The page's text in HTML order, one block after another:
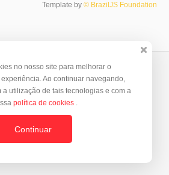
Template by © BrazilJS Foundation
no nosso site para melhorar o
Ao continuar navegando,
a utilização de tais tecnologias e com a
política de cookies .
Continuar